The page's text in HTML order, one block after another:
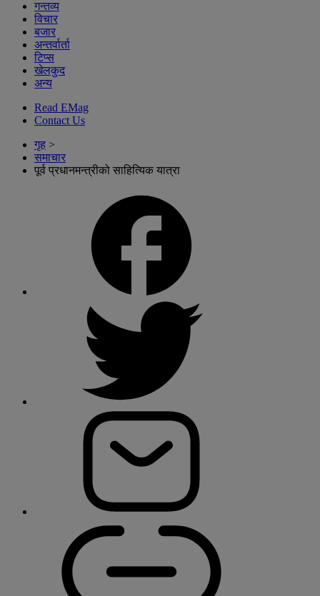
गन्तव्य
विचार
बजार
अन्तर्वार्ता
टिप्स
खेलकुद
अन्य
Read EMag
Contact Us
गृह >
समाचार
पूर्व प्रधानमन्त्रीको साहित्यिक यात्रा